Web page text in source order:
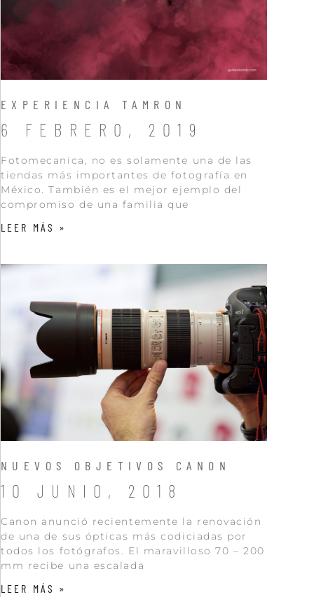
EXPERIENCIA TAMRON
6 FEBRERO, 2019
Fotomecanica, no es solamente una de las
tiendas más importantes de fotografía en
México. También es el mejor ejemplo del
compromiso de una familia que
LEER MÁS »
NUEVOS OBJETIVOS CANON
10 JUNIO, 2018
Canon anunció recientemente la renovación
de una de sus ópticas más codiciadas por
todos los fotógrafos. El maravilloso 70 – 200
mm recibe una escalada
LEER MÁS »